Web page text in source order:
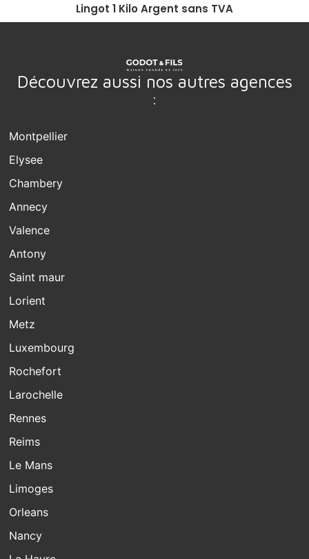
Lingot 1 Kilo Argent sans TVA
Découvrez aussi nos autres agences
:
Montpellier
Elysee
Chambery
Annecy
Valence
Antony
Saint maur
Lorient
Metz
Luxembourg
Rochefort
Larochelle
Rennes
Reims
Le Mans
Limoges
Orleans
Nancy